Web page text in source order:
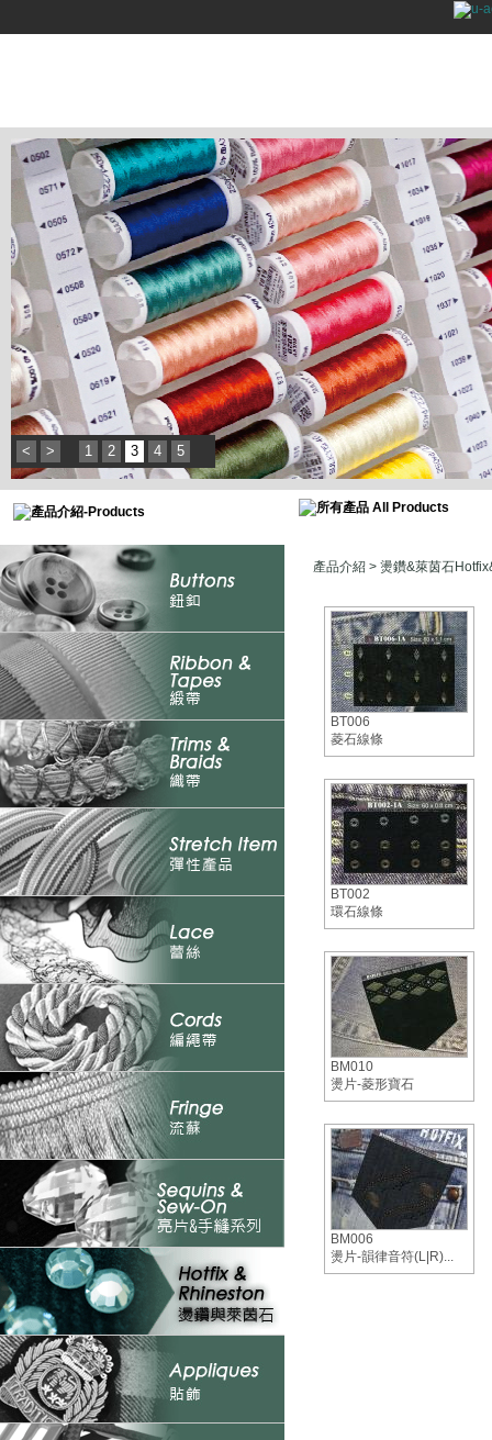
< > 1 2 3 4 5
產品介紹 > 燙鑽&萊茵石
BT006
菱石線條
BT002
環石線條
BM010
燙片-菱形寶石
BM006
燙片-韻律音符(L|R)...